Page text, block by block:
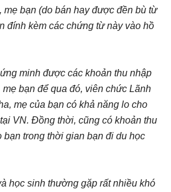
mẹ bạn (do bán hay được đền bù từ
đính kèm các chứng từ này vào hồ
minh được các khoản thu nhập
bạn để qua đó, viên chức Lãnh
mẹ của bạn có khả năng lo cho
VN. Đồng thời, cũng có khoản thu
bạn trong thời gian bạn đi du học
học sinh thường gặp rất nhiều khó